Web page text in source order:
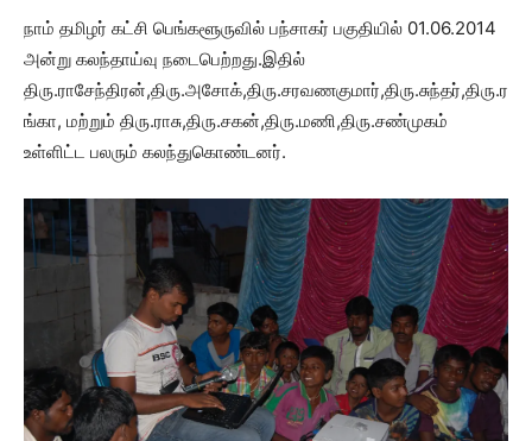
நாம் தமிழர் கட்சி பெங்களூருவில் பந்சாகர் பகுதியில் 01.06.2014
அன்று கலந்தாய்வு நடைபெற்றது.இதில்
திரு.ராசேந்திரன்,திரு.அசோக்,திரு.சரவணகுமார்,திரு.சுந்தர்,திரு.ர
ங்கா, மற்றும் திரு.ராசு,திரு.சகன்,திரு.மணி,திரு.சண்முகம்
உள்ளிட்ட பலரும் கலந்துகொண்டனர்.